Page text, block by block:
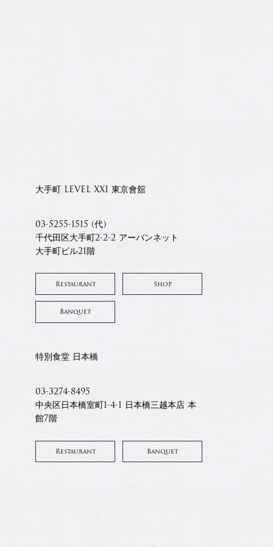
大手町 LEVEL XXI 東京會舘
03-5255-1515 (代)
千代田区大手町2-2-2 アーバンネット
大手町ビル21階
Restaurant Shop
Banquet
特別食堂 日本橋
03-3274-8495
中央区日本橋室町1-4-1 日本橋三越本店 本
館7階
Restaurant Banquet